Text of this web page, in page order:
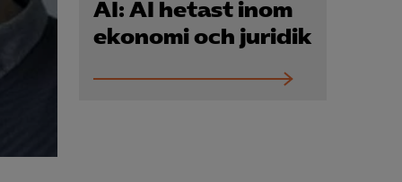
Kurser & utbildningar
AI: AI hetast inom
ekonomi och juridik